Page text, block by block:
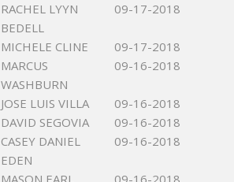
RACHEL LYYN
BEDELL
09-17-2018
MICHELE CLINE
09-17-2018
MARCUS
WASHBURN
09-16-2018
JOSE LUIS VILLA
09-16-2018
DAVID SEGOVIA
09-16-2018
CASEY DANIEL
EDEN
09-16-2018
MASON EARL
09-16-2018